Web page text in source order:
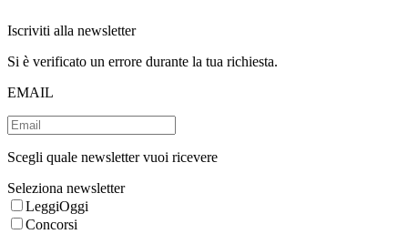
Iscriviti alla newsletter
Si è verificato un errore durante la tua richiesta.
EMAIL
Scegli quale newsletter vuoi ricevere
Seleziona newsletter
LeggiOggi
Concorsi